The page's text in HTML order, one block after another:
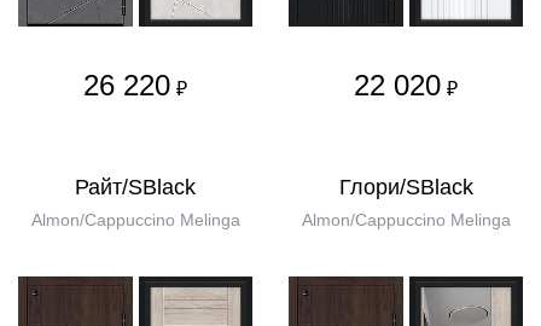
26 220 ₽ 22 020 ₽
Райт/SBlack
Almon/Cappuccino Melinga
Глори/SBlack
Almon/Cappuccino Melinga